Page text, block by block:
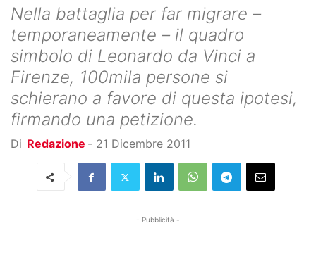
Nella battaglia per far migrare –
temporaneamente – il quadro
simbolo di Leonardo da Vinci a
Firenze, 100mila persone si
schierano a favore di questa ipotesi,
firmando una petizione.
Di Redazione - 21 Dicembre 2011
- Pubblicità -